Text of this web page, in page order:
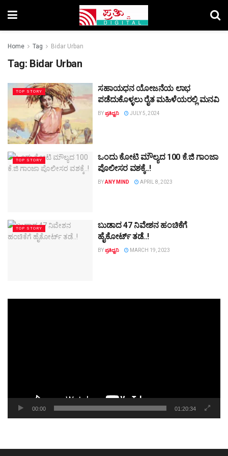
Home Tag Bidar Urban
Tag: Bidar Urban
TOP STORY
ಸಹಾಯಧನ ಯೋಜನೆಯ ಲಾಭ
ಪಡೆದುಕೊಳ್ಳಲು ರೈತ ಮಹಿಳೆಯರಲ್ಲಿ ಮನವಿ
BYಪ್ರತಿಧ್ವನಿ JULY 5, 2024
TOP STORY
ಒಂದು ಕೋಟಿ ಮೌಲ್ಯದ 100 ಕೆ.ಜಿ ಗಾಂಜಾ
ಪೊಲೀಸರ ವಶಕ್ಕೆ..!
BYANY MIND APRIL 8, 2023
TOP STORY
ಬುಡಾದ 47 ನಿವೇಶನ ಹಂಚಿಕೆಗೆ
ಹೈಕೋರ್ಟ್ ತಡೆ..!
BYಪ್ರತಿಧ್ವನಿ MARCH 19, 2023
00:00 01:20:34